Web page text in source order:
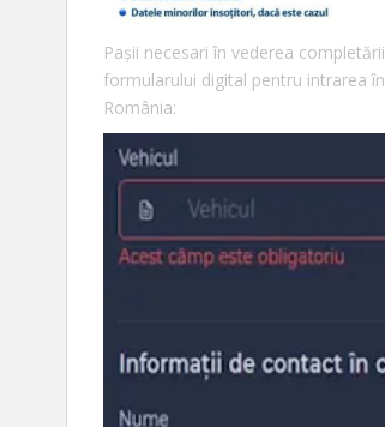
Pașii necesari în vederea completării
formularului digital pentru intrarea în
România: